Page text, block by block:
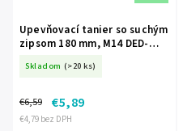
Upevňovací tanier so suchým
zipsom 180 mm, M14 DED-
Skladom (>20 ks)
€4,79 bez DPH
€6,59 €5,89